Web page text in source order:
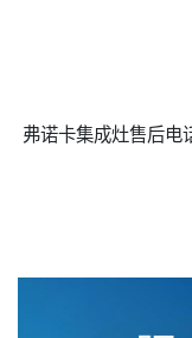
弗诺卡集成灶售后电